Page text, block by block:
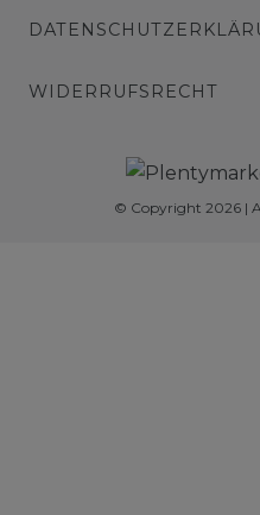
WIDERRUFSRECHT
© Copyright 2026 |